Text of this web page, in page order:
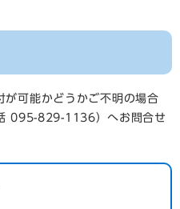
が可能かどうかご不明の場合
095-829-1136）へお問合せ